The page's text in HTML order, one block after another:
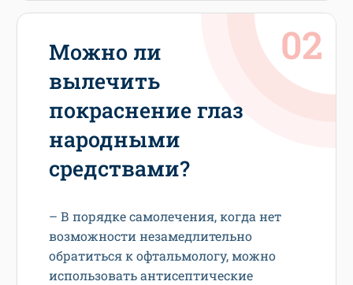
Можно ли
вылечить
покраснение глаз
народными
средствами?
– В порядке самолечения, когда нет
возможности незамедлительно
обратиться к офтальмологу, можно
использовать антисептические